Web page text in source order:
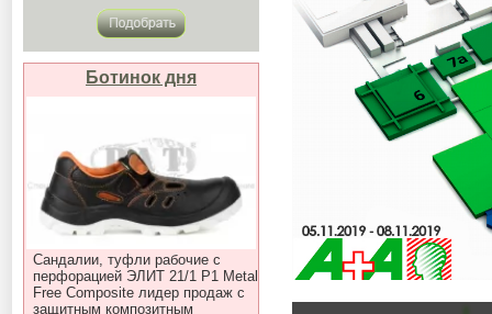
Ботинок дня
Сандалии, туфли рабочие с
перфорацией ЭЛИТ 21/1 P1 Metal
Free Composite лидер продаж с
защитным композитным